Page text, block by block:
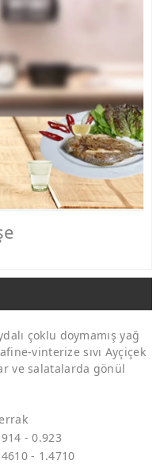
çoklu doymamış yağ
vinterize sıvı Ayçiçek
ve salatalarda gönül
- 0.923
- 1.4710